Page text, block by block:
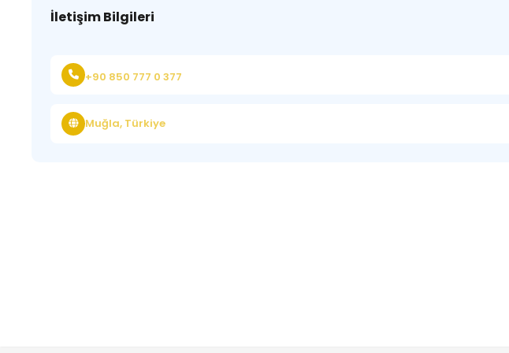
İletişim Bilgileri
+90 850 777 0 377
Muğla, Türkiye